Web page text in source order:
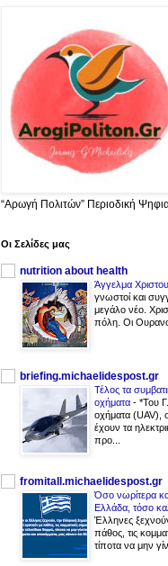
“Αρωγή Πολιτών” Περιοδική
Οι Σελίδες μας
nutrition about health
Άγγελμα
γνωστοί και
μεγάλο νέο.
πόλη. Οι
briefing.michaelidespost.gr
Τέλος τα
οχήματα - *Του
οχήματα (UAV),
έχουν τα
προ...
fromitall.michaelidespost.gr
Όσο νωρίτερα
Ελλάδα, τόσο
Έλληνες
πάθος, τις
τίποτα να μην